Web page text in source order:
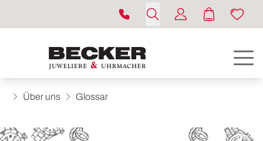
Über uns Glossar